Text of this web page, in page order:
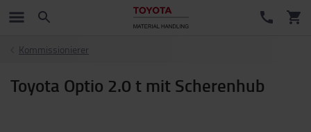
Kommissionierer
Toyota Optio 2.0 t mit Scherenhub